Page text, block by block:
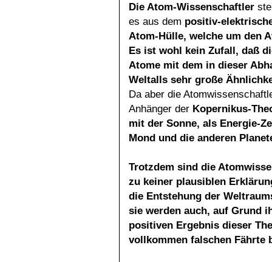
Die Atom-Wissenschaftler
es aus dem positiv-
Atom-Hülle, welche um den
Es ist wohl kein Zufall, daß
Atome mit dem in dieser
Weltalls sehr große
Da aber die
Anhänger der Kopernikus-
mit der Sonne, als Energie-
Mond und die anderen
Trotzdem sind die
zu keiner plausiblen
die Entstehung der
sie werden auch, auf Grund
positiven Ergebnis dieser
vollkommen falschen Fährte